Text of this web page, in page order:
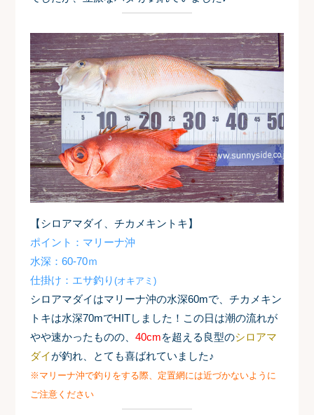
【シロアマダイ、チカメキントキ】
ポイント：マリーナ沖
水深：60-70ｍ
仕掛け：エサ釣り (オキアミ)
シロアマダイはマリーナ沖の水深60mで、チカメキン
トキは水深70mでHITしました！この日は潮の流れが
やや速かったものの、 40cmを超える良型のシロアマ
ダイが釣れ、とても喜ばれていました♪
※マリーナ沖で釣りをする際、定置網には近づかないように
ご注意ください